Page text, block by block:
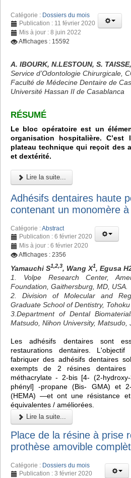
Catégorie : Dossiers du mois
Publication : 11 février 2020
Mis à jour : 8 juin 2022
Affichages : 15592
A. IBOURK, N.LESTOUN, S.
Service d’Odontologie Chirurgicale,
Faculté de Médecine Dentaire de
Université Hassan II de Casablanca
RÉSUMÉ
Le bloc opératoire est un
organisation hospitalière. C’est
plateau technique qui reçoit des
et dextérité.
Lire la suite...
Adhésifs dentaires haute
contenant un monomère
Catégorie :Abstract
Publication : 6 février 2020
Mis à jour : 6 février 2020
Affichages : 2356
Yamauchi S1,2,3, Wang X1, Egusa
1. Volpe Research Center,
Foundation, Gaithersburg, MD, USA.
2. Division of Molecular and
Graduate School of Dentistry,
3.Department of Dental
Matsudo, Nihon University, Matsudo,
Les adhésifs dentaires sont
restaurations dentaires.
fabriquer des adhésifs dentaires
exempts de 2 résines dentaires
méthacrylate - 2-bis [4- (2-
phényl] -propane (Bis- GMA) et 2-
(HEMA) —et ont une résistance
équivalentes / améliorées.
Lire la suite...
Place de la résine à prise
prothèse amovible
Catégorie : Dossiers du mois
Publication : 3 février 2020